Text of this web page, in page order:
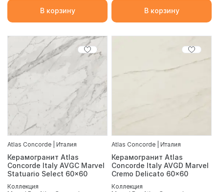
В корзину В корзину
Atlas Concorde | Италия
Керамогранит Atlas
Concorde Italy AVGC Marvel
Statuario Select 60x60
Коллекция
Atlas Concorde | Италия
Керамогранит Atlas
Concorde Italy AVGD Marvel
Cremo Delicato 60x60
Коллекция